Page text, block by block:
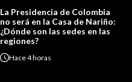
La Presidencia de Colombia
no será en la Casa de Nariño:
¿Dónde son las sedes en las
regiones?
Hace4 horas